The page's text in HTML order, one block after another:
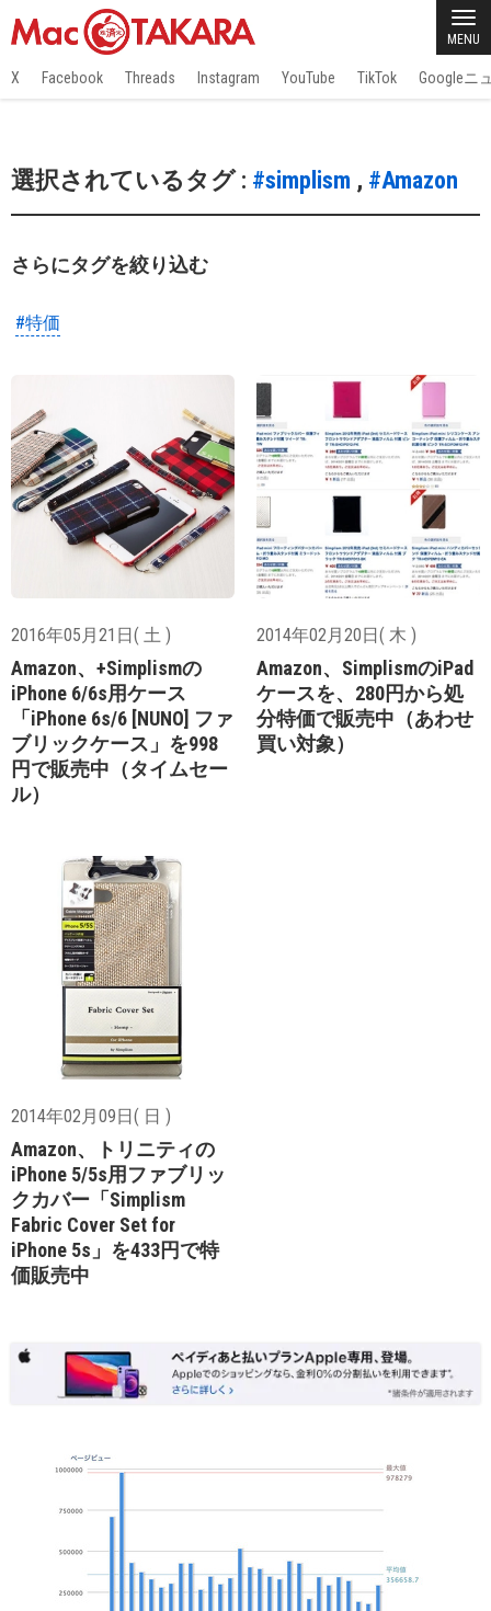
MENU
X Facebook Threads Instagram YouTube TikTok Googleニ
選択されているタグ : #simplism , #Amazon
さらにタグを絞り込む
#特価
2016年05月21日( 土 )
Amazon、+Simplismの
iPhone 6/6s用ケース
「iPhone 6s/6 [NUNO] ファ
ブリックケース」を998
円で販売中（タイムセー
ル）
2014年02月20日( 木 )
Amazon、SimplismのiPad
ケースを、280円から処
分特価で販売中（あわせ
買い対象）
2014年02月09日( 日 )
Amazon、トリニティの
iPhone 5/5s用ファブリッ
クカバー「Simplism
Fabric Cover Set for
iPhone 5s」を433円で特
価販売中